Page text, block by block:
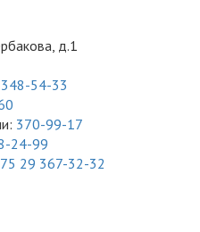
д.1
348-54-33
370-99-17
24-99
29 367-32-32